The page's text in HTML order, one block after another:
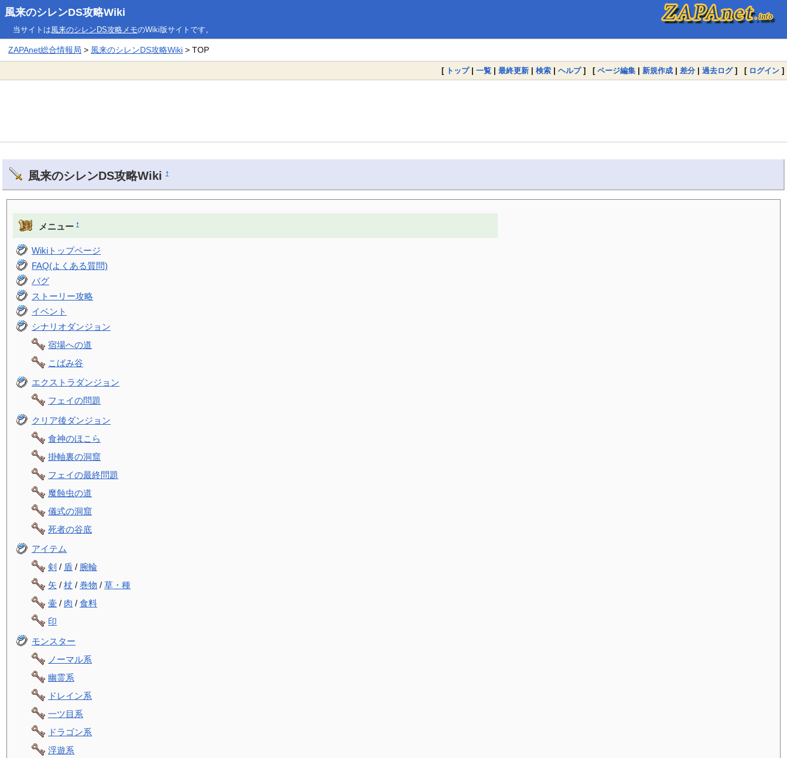
風来のシレンDS攻略Wiki
当サイトは風来のシレンDS攻略メモのWiki版サイトです。
ZAPAnet総合情報局 > 風来のシレンDS攻略Wiki > TOP
[ トップ| 一覧 | 最終更新 | 検索 | ヘルプ] [ ページ編集 | 新規作成 | 差分 | 過去ログ] [ ログイン ]
風来のシレンDS攻略Wiki †
メニュー †
Wikiトップページ
FAQ(よくある質問)
バグ
ストーリー攻略
イベント
シナリオダンジョン
宿場への道
こばみ谷
エクストラダンジョン
フェイの問題
クリア後ダンジョン
食神のほこら
掛軸裏の洞窟
フェイの最終問題
魔蝕虫の道
儀式の洞窟
死者の谷底
アイテム
剣 / 盾 / 腕輪
矢 /杖 /巻物 /草・種
壷 / 肉 /食料
印
モンスター
ノーマル系
幽霊系
ドレイン系
一ツ目系
ドラゴン系
浮遊系